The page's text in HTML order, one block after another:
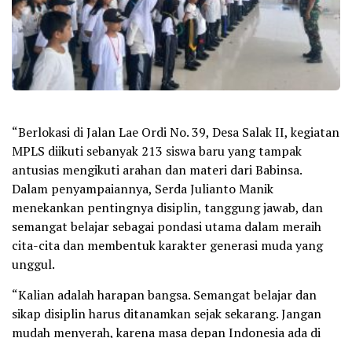
“Berlokasi di Jalan Lae Ordi No. 39, Desa Salak II, kegiatan
MPLS diikuti sebanyak 213 siswa baru yang tampak
antusias mengikuti arahan dan materi dari Babinsa.
Dalam penyampaiannya, Serda Julianto Manik
menekankan pentingnya disiplin, tanggung jawab, dan
semangat belajar sebagai pondasi utama dalam meraih
cita-cita dan membentuk karakter generasi muda yang
unggul.
“Kalian adalah harapan bangsa. Semangat belajar dan
sikap disiplin harus ditanamkan sejak sekarang. Jangan
mudah menyerah, karena masa depan Indonesia ada di